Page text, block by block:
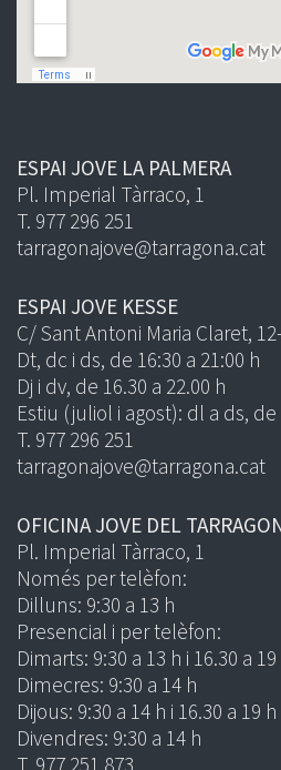
ESPAI JOVE LA PALMERA
Pl. Imperial Tàrraco, 1
T. 977 296 251
tarragonajove@tarragona.cat
ESPAI JOVE KESSE
C/ Sant Antoni Maria Claret,
Dt, dc i ds, de 16:30 a 21:00 h
Dj i dv, de 16.30 a 22.00 h
Estiu (juliol i agost): dl a ds, de
T. 977 296 251
tarragonajove@tarragona.cat
OFICINA JOVE DEL
Pl. Imperial Tàrraco, 1
Només per telèfon:
Dilluns: 9:30 a 13 h
Presencial i per telèfon:
Dimarts: 9:30 a 13 h i 16.30 a 19
Dimecres: 9:30 a 14 h
Dijous: 9:30 a 14 h i 16.30 a 19 h
Divendres: 9:30 a 14 h
T. 977 251 873